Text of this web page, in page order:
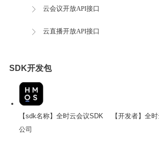
云会议开放API接口
云直播开放API接口
SDK开发包
【sdk名称】全时云会议SDK 【开发者】全
公司